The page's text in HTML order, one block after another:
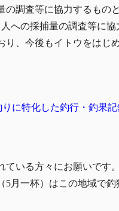
調査等に協力するもの
への採捕量の調査等に
り、今後もイトウをはじ
に特化した釣行・釣果記
いる方々にお願いです
月一杯）はこの地域で釣